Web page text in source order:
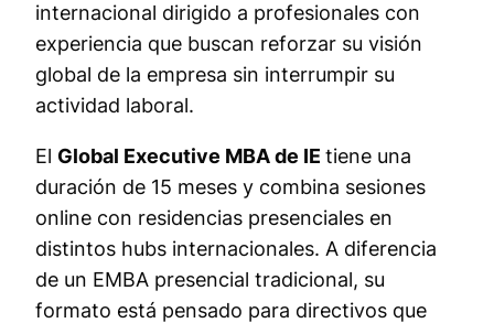
internacional dirigido a profesionales con
experiencia que buscan reforzar su visión
global de la empresa sin interrumpir su
actividad laboral.
El Global Executive MBA de IE tiene una
duración de 15 meses y combina sesiones
online con residencias presenciales en
distintos hubs internacionales. A diferencia
de un EMBA presencial tradicional, su
formato está pensado para directivos que